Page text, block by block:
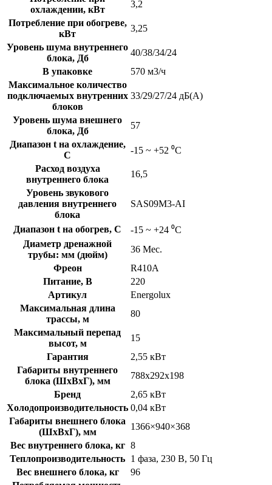
охлаждении, кВт
3,2
Потребление при обогреве,
кВт
3,25
Уровень шума внутреннего
блока, Дб
40/38/34/24
В упаковке
570 м3/ч
Максимальное количество
подключаемых внутренних
блоков
33/29/27/24 дБ(А)
Уровень шума внешнего
блока, Дб
57
Диапазон t на охлаждение,
C
-15 ~ +52 ⁰С
Расход воздуха
внутреннего блока
16,5
Уровень звукового
давления внутреннего
блока
SAS09M3-AI
Диапазон t на обогрев, C
-15 ~ +24 ⁰С
Диаметр дренажной
трубы: мм (дюйм)
36 Мес.
Фреон
R410A
Питание, В
220
Артикул
Energolux
Максимальная длина
трассы, м
80
Максимальный перепад
высот, м
15
Гарантия
2,55 кВт
Габариты внутреннего
блока (ШхВхГ), мм
788x292x198
Бренд
2,65 кВт
Холодопроизводительность 0,04 кВт
Габариты внешнего блока
(ШхВхГ), мм
1366×940×368
Вес внутреннего блока, кг 8
Теплопроизводительность 1 фаза, 230 В, 50 Гц
Вес внешнего блока, кг
96